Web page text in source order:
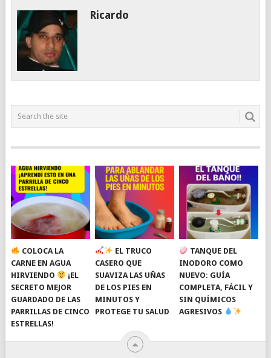
Ricardo
COLOCA LA
CARNE EN AGUA
HIRVIENDO
¡EL
SECRETO MEJOR
GUARDADO DE LAS
PARRILLAS DE CINCO
ESTRELLAS!
EL TRUCO
CASERO QUE
SUAVIZA LAS UÑAS
DE LOS PIES EN
MINUTOS Y
PROTEGE TU SALUD
TANQUE DEL
INODORO COMO
NUEVO: GUÍA
COMPLETA, FÁCIL Y
SIN QUÍMICOS
AGRESIVOS